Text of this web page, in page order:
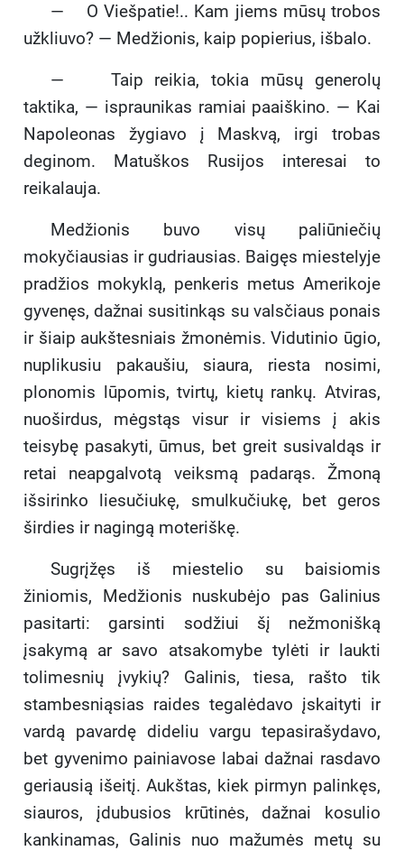
— O Viešpatie!.. Kam jiems mūsų trobos
užkliuvo? — Medžionis, kaip popierius, išbalo.
— Taip reikia, tokia mūsų generolų
taktika, — ispraunikas ramiai paaiškino. — Kai
Napoleonas žygiavo į Maskvą, irgi trobas
deginom. Matuškos Rusijos interesai to
reikalauja.
Medžionis buvo visų paliūniečių
mokyčiausias ir gudriausias. Baigęs miestelyje
pradžios mokyklą, penkeris metus Amerikoje
gyvenęs, dažnai susitinkąs su valsčiaus ponais
ir šiaip aukštesniais žmonėmis. Vidutinio ūgio,
nuplikusiu pakaušiu, siaura, riesta nosimi,
plonomis lūpomis, tvirtų, kietų rankų. Atviras,
nuoširdus, mėgstąs visur ir visiems į akis
teisybę pasakyti, ūmus, bet greit susivaldąs ir
retai neapgalvotą veiksmą padarąs. Žmoną
išsirinko liesučiukę, smulkučiukę, bet geros
širdies ir nagingą moteriškę.
Sugrįžęs iš miestelio su baisiomis
žiniomis, Medžionis nuskubėjo pas Galinius
pasitarti: garsinti sodžiui šį nežmonišką
įsakymą ar savo atsakomybe tylėti ir laukti
tolimesnių įvykių? Galinis, tiesa, rašto tik
stambesniąsias raides tegalėdavo įskaityti ir
vardą pavardę dideliu vargu tepasirašydavo,
bet gyvenimo painiavose labai dažnai rasdavo
geriausią išeitį. Aukštas, kiek pirmyn palinkęs,
siauros, įdubusios krūtinės, dažnai kosulio
kankinamas, Galinis nuo mažumės metų su